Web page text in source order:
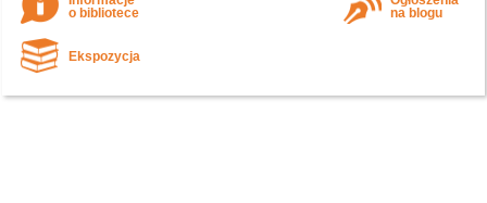
o bibliotece
na blogu
Ekspozycja